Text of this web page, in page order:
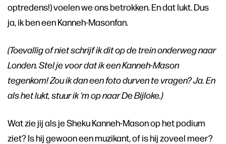
optredens!) voelen we ons betrokken. En dat lukt. Dus
ja, ik ben een Kanneh-Masonfan.
(Toevallig of niet schrijf ik dit op de trein onderweg naar
Londen. Stel je voor dat ik een Kanneh-Mason
tegenkom! Zou ik dan een foto durven te vragen? Ja. En
als het lukt, stuur ik ‘m op naar De Bijloke.)
Wat zie jij als je Sheku Kanneh-Mason op het podium
ziet? Is hij gewoon een muzikant, of is hij zoveel meer?